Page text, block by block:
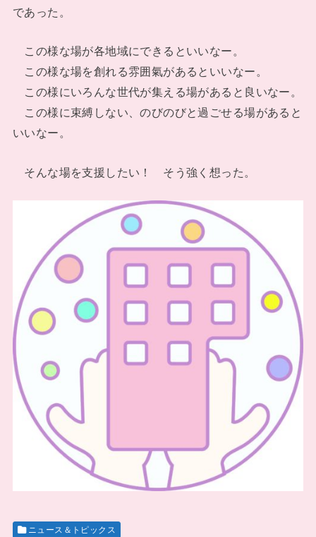
であった。
この様な場が各地域にできるといいなー。
この様な場を創れる雰囲氣があるといいなー。
この様にいろんな世代が集える場があると良いなー。
この様に束縛しない、のびのびと過ごせる場があると
いいなー。
そんな場を支援したい！ そう強く想った。
ニュース＆トピックス